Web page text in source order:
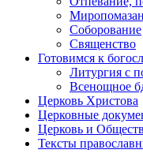
Соборование
Священство
Готовимся к
Литургия с
Всенощное
Церковь Христова
Церковные
Церковь и
Тексты